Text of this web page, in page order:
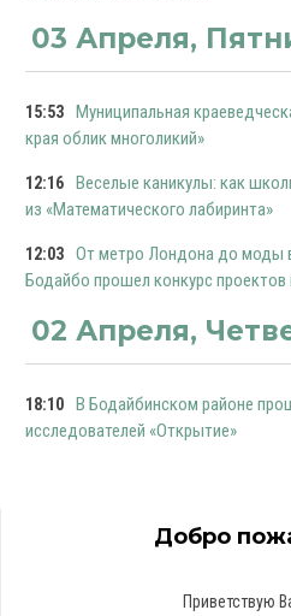
03 Апреля,
15:53
Муниципальная
края облик многоликий»
12:16
Веселые каникулы: как
из «Математического лабиринта»
12:03
От метро Лондона до моды
Бодайбо прошел конкурс проектов
02 Апреля,
18:10
В Бодайбинском районе
исследователей «Открытие»
Добро
Приветствую